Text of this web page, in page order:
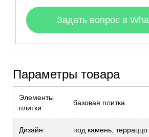
Задать вопрос в
Параметры товара
Элементы
плитки
базовая плитка
Дизайн под камень, терраццо